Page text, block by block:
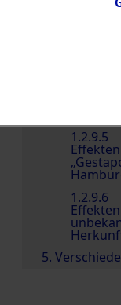
1.2.9.5
Effekten
1.2.9.6
Effekten
5.